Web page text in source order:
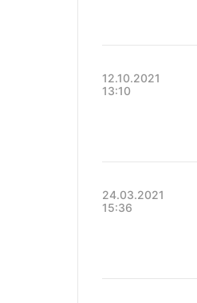
12.10.2021
13:10
24.03.2021
15:36